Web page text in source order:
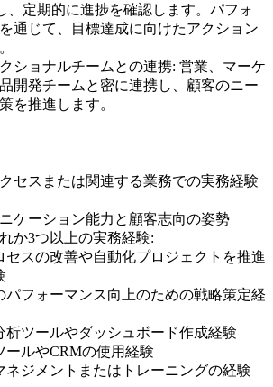
、定期的に進捗を確認します。パフォ
通じて、目標達成に向けたアクション
ショナルチームとの連携: 営業、マーケ
開発チームと密に連携し、顧客のニー
を推進します。
セスまたは関連する業務での実務経験
ケーション能力と顧客志向の姿勢
か3つ以上の実務経験:
セスの改善や自動化プロジェクトを推進
パフォーマンス向上のための戦略策定経
析ツールやダッシュボード作成経験
ールやCRMの使用経験
ネジメントまたはトレーニングの経験